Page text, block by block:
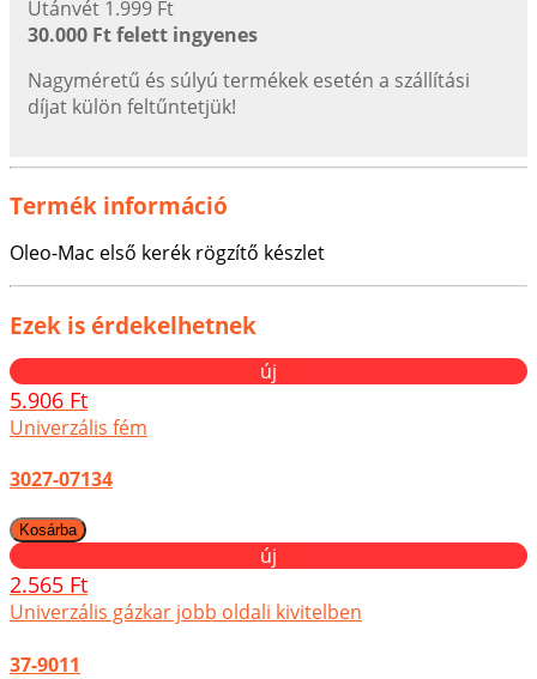
Utánvét 1.999 Ft
30.000 Ft felett ingyenes
Nagyméretű és súlyú termékek esetén a szállítási
díjat külön feltűntetjük!
Termék információ
Oleo-Mac első kerék rögzítő készlet
Ezek is érdekelhetnek
új
5.906 Ft
Univerzális fém
3027-07134
új
2.565 Ft
Univerzális gázkar jobb oldali kivitelben
37-9011